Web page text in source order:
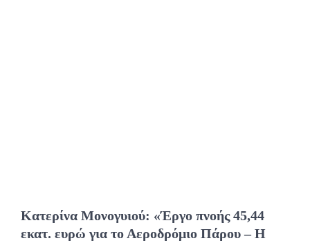
Κατερίνα Μονογυιού: «Έργο πνοής 45,44
εκατ. ευρώ για το Αεροδρόμιο Πάρου – Η